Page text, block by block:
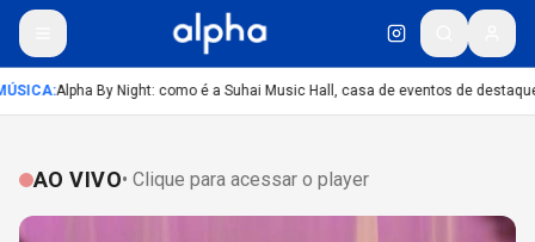
:Alpha By Night: como é a Suhai Music Hall, casa de eventos de destaque
AO VIVO• Clique para acessar o player